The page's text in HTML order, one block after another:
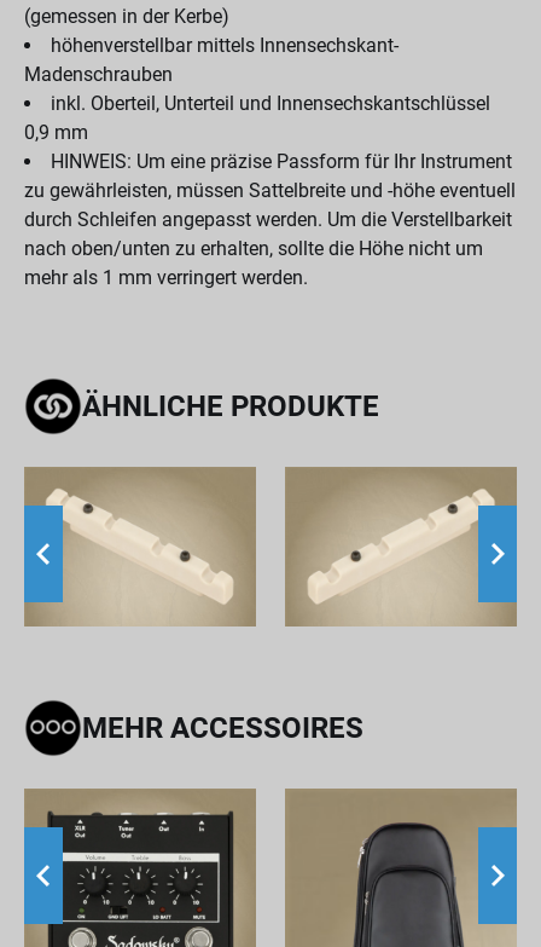
(gemessen in der Kerbe)
höhenverstellbar mittels Innensechskant-
Madenschrauben
inkl. Oberteil, Unterteil und Innensechskantschlüssel
0,9 mm
HINWEIS: Um eine präzise Passform für Ihr Instrument
zu gewährleisten, müssen Sattelbreite und -höhe eventuell
durch Schleifen angepasst werden. Um die Verstellbarkeit
nach oben/unten zu erhalten, sollte die Höhe nicht um
mehr als 1 mm verringert werden.
ÄHNLICHE PRODUKTE
MEHR ACCESSOIRES